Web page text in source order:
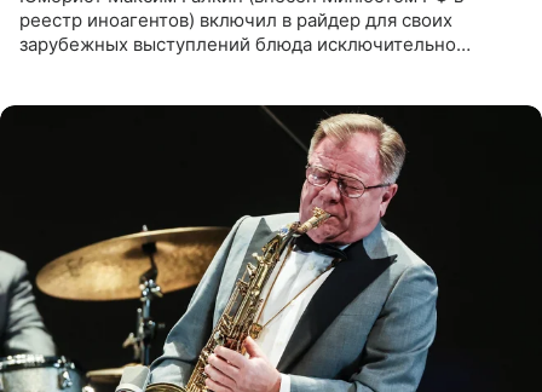
реестр иноагентов) включил в райдер для своих
зарубежных выступлений блюда исключительно